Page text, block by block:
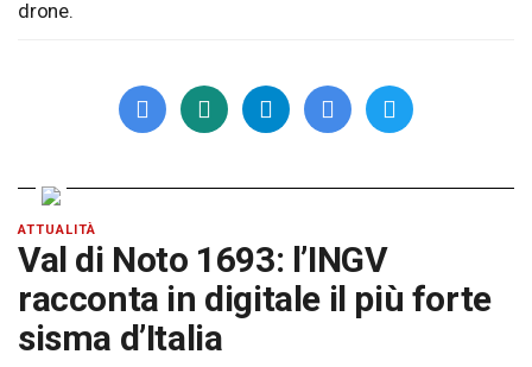
drone.
ATTUALITÀ
Val di Noto 1693: l’INGV
racconta in digitale il più forte
sisma d’Italia